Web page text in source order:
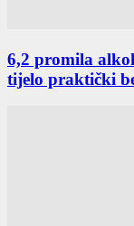
6,2 promila
tijelo praktički